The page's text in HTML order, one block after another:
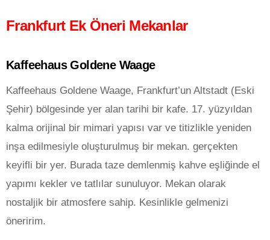
Frankfurt Ek Öneri Mekanlar
Kaffeehaus Goldene Waage
Kaffeehaus Goldene Waage, Frankfurt’un Altstadt (Eski
Şehir) bölgesinde yer alan tarihi bir kafe. 17. yüzyıldan
kalma orijinal bir mimari yapısı var ve titizlikle yeniden
inşa edilmesiyle oluşturulmuş bir mekan. gerçekten
keyifli bir yer. Burada taze demlenmiş kahve eşliğinde el
yapımı kekler ve tatlılar sunuluyor. Mekan olarak
nostaljik bir atmosfere sahip. Kesinlikle gelmenizi
öneririm.